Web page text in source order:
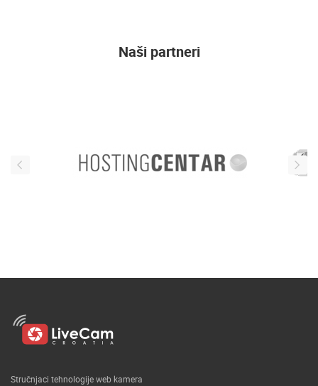
Naši partneri
Stručnjaci tehnologije web kamera